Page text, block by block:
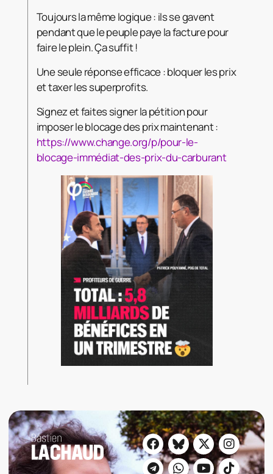
Toujours la même logique : ils se gavent
pendant que le peuple paye la facture pour
faire le plein. Ça suffit !
Une seule réponse efficace : bloquer les prix
et taxer les superprofits.
Signez et faites signer la pétition pour
imposer le blocage des prix maintenant :
https://www.change.org/p/pour-le-
blocage-immédiat-des-prix-du-carburant